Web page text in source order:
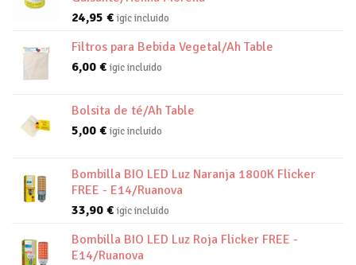
24,95 € igic incluido
Filtros para Bebida Vegetal/Ah Table
6,00 € igic incluido
Bolsita de té/Ah Table
5,00 € igic incluido
Bombilla BIO LED Luz Naranja 1800K Flicker
FREE - E14/Ruanova
33,90 € igic incluido
Bombilla BIO LED Luz Roja Flicker FREE -
E14/Ruanova